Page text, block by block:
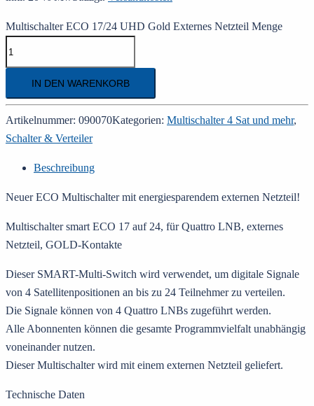
Multischalter ECO 17/24 UHD Gold Externes Netzteil Menge
IN DEN WARENKORB
Artikelnummer: 090070Kategorien: Multischalter 4 Sat und mehr,
Schalter & Verteiler
Beschreibung
Neuer ECO Multischalter mit energiesparendem externen Netzteil!
Multischalter smart ECO 17 auf 24, für Quattro LNB, externes
Netzteil, GOLD-Kontakte
Dieser SMART-Multi-Switch wird verwendet, um digitale Signale
von 4 Satellitenpositionen an bis zu 24 Teilnehmer zu verteilen.
Die Signale können von 4 Quattro LNBs zugeführt werden.
Alle Abonnenten können die gesamte Programmvielfalt unabhängig
voneinander nutzen.
Dieser Multischalter wird mit einem externen Netzteil geliefert.
Technische Daten